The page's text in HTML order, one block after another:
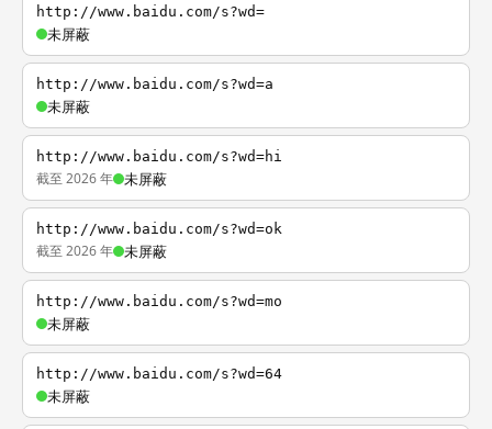
http://www.baidu.com/s?wd=
未屏蔽
http://www.baidu.com/s?wd=a
未屏蔽
http://www.baidu.com/s?wd=hi
截至 2026 年 未屏蔽
http://www.baidu.com/s?wd=ok
截至 2026 年 未屏蔽
http://www.baidu.com/s?wd=mo
未屏蔽
http://www.baidu.com/s?wd=64
未屏蔽